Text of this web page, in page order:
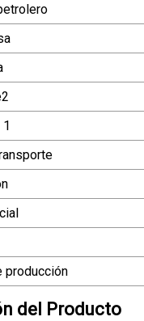
producción
del Producto